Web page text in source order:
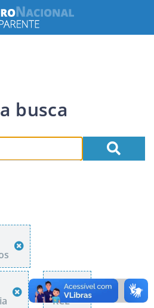
busca
tags
RCL